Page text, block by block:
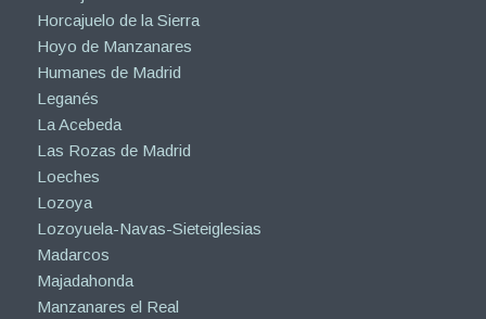
Horcajuelo de la Sierra
Hoyo de Manzanares
Humanes de Madrid
Leganés
La Acebeda
Las Rozas de Madrid
Loeches
Lozoya
Lozoyuela-Navas-Sieteiglesias
Madarcos
Majadahonda
Manzanares el Real